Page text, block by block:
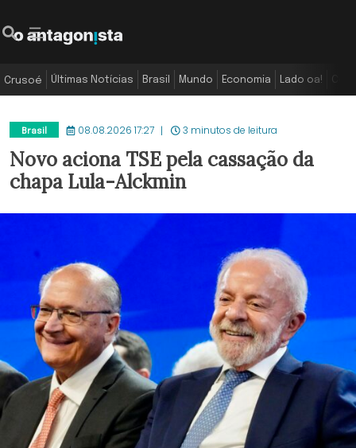
Crusoé Últimas Notícias Brasil Mundo Economia Lado oa!
Brasil 08.08.2026 17:27 3 minutos de leitura
Novo aciona TSE pela cassação da
chapa Lula-Alckmin